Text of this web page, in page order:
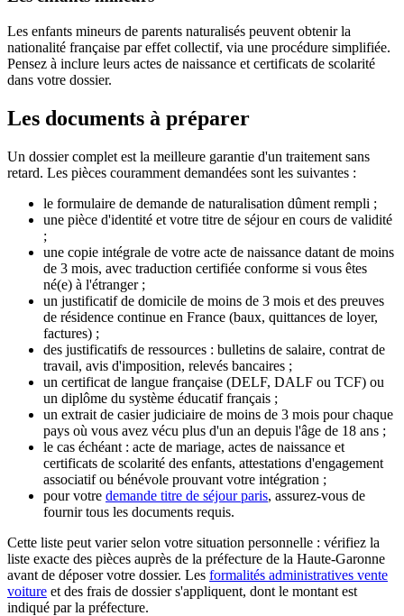
Les enfants mineurs de parents naturalisés peuvent obtenir la
nationalité française par effet collectif, via une procédure simplifiée.
Pensez à inclure leurs actes de naissance et certificats de scolarité
dans votre dossier.
Les documents à préparer
Un dossier complet est la meilleure garantie d'un traitement sans
retard. Les pièces couramment demandées sont les suivantes :
le formulaire de demande de naturalisation dûment rempli ;
une pièce d'identité et votre titre de séjour en cours de validité
;
une copie intégrale de votre acte de naissance datant de moins
de 3 mois, avec traduction certifiée conforme si vous êtes
né(e) à l'étranger ;
un justificatif de domicile de moins de 3 mois et des preuves
de résidence continue en France (baux, quittances de loyer,
factures) ;
des justificatifs de ressources : bulletins de salaire, contrat de
travail, avis d'imposition, relevés bancaires ;
un certificat de langue française (DELF, DALF ou TCF) ou
un diplôme du système éducatif français ;
un extrait de casier judiciaire de moins de 3 mois pour chaque
pays où vous avez vécu plus d'un an depuis l'âge de 18 ans ;
le cas échéant : acte de mariage, actes de naissance et
certificats de scolarité des enfants, attestations d'engagement
associatif ou bénévole prouvant votre intégration ;
pour votre demande titre de séjour paris, assurez-vous de
fournir tous les documents requis.
Cette liste peut varier selon votre situation personnelle : vérifiez la
liste exacte des pièces auprès de la préfecture de la Haute-Garonne
avant de déposer votre dossier. Les formalités administratives vente
voiture et des frais de dossier s'appliquent, dont le montant est
indiqué par la préfecture.